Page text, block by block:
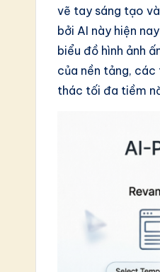
vẽ tay sáng tạo
bởi AI này hiện
biểu đồ hình ảnh
của nền tảng, các
thác tối đa tiềm